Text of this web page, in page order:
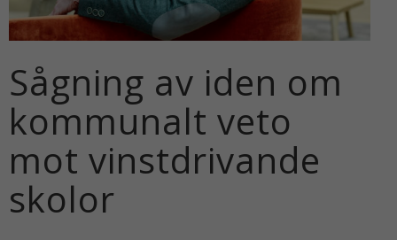
Sågning av iden om
kommunalt veto
mot vinstdrivande
skolor